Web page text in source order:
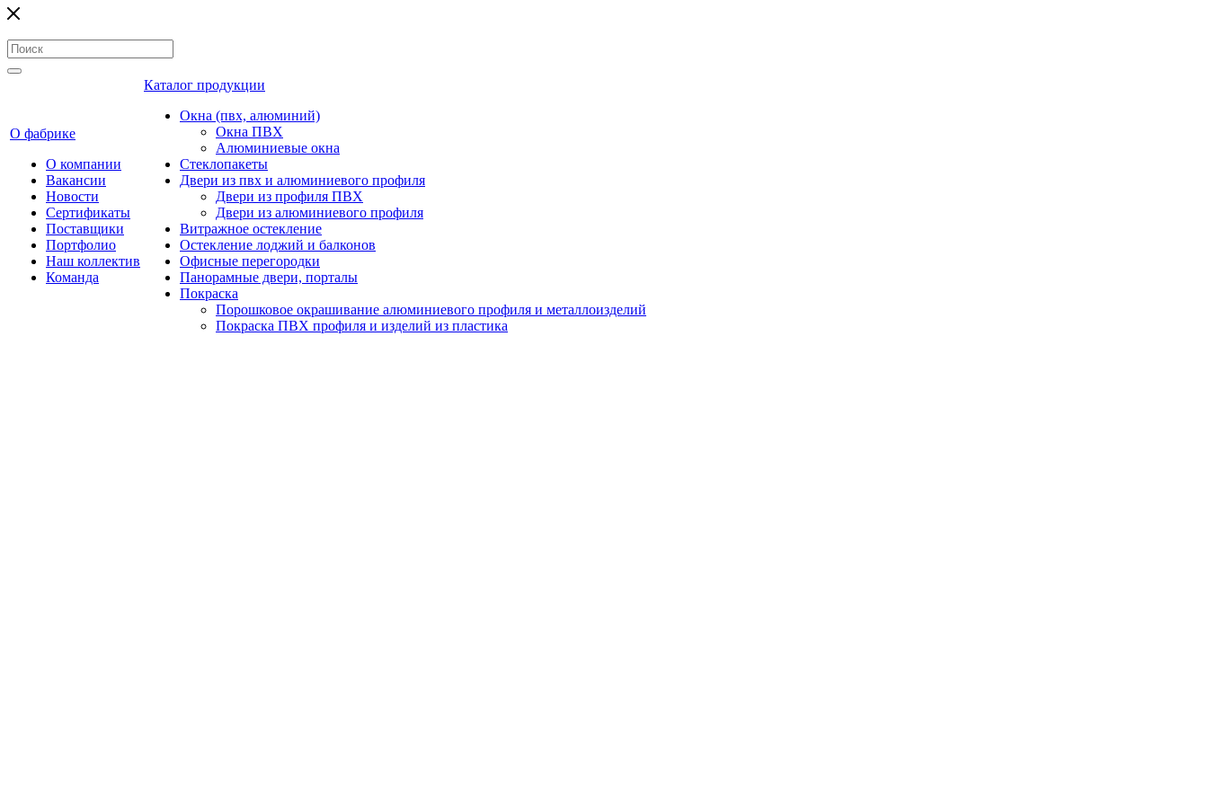
О фабрике
О компании
Вакансии
Новости
Сертификаты
Поставщики
Портфолио
Наш коллектив
Команда
Каталог продукции
Окна (пвх, алюминий)
Окна ПВХ
Алюминиевые окна
Стеклопакеты
Двери из пвх и алюминиевого профиля
Двери из профиля ПВХ
Двери из алюминиевого профиля
Витражное остекление
Остекление лоджий и балконов
Офисные перегородки
Панорамные двери, порталы
Покраска
Порошковое окрашивание алюминиевого профиля и металлоизделий
Покраска ПВХ профиля и изделий из пластика